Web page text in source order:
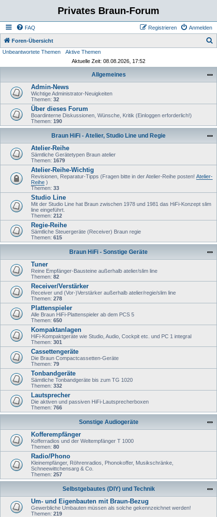
Privates Braun-Forum
FAQ Anmelden
Registrieren
Foren-Übersicht
Unbeantwortete Themen
Aktive Themen
Aktuelle Zeit: 08.08.2026, 17:52
Allgemeines
Admin-News
Wichtige Administrator-Neuigkeiten
Themen: 32
Über dieses Forum
Boardinterne Diskussionen, Wünsche, Kritik (Einloggen erforderlich!)
Themen: 190
Braun HiFi - Atelier, Studio Line und Regie
Atelier-Reihe
Sämtliche Gerätetypen Braun atelier
Themen: 1679
Atelier-Reihe-Wichtig
Revisionen, Reparatur-Tipps (Fragen bitte in der Atelier-Reihe posten! Atelier-
Reihe )
Themen: 33
Studio Line
Mit der Studio Line hat Braun zwischen 1978 und 1981 das HiFi-Konzept slim
line eingeführt.
Themen: 212
Regie-Reihe
Sämtliche Steuergeräte (Receiver) Braun regie
Themen: 615
Braun HiFi - Sonstige Geräte
Tuner
Reine Empfänger-Bausteine außerhalb atelier/slim line
Themen: 82
Receiver/Verstärker
Receiver und (Vor-)Verstärker außerhalb atelier/regie/slim line
Themen: 278
Plattenspieler
Alle Braun HiFi-Plattenspieler ab dem PCS 5
Themen: 650
Kompaktanlagen
HiFi-Kompaktgeräte wie Studio, Audio, Cockpit etc. und PC 1 integral
Themen: 301
Cassettengeräte
Die Braun Compactcassetten-Geräte
Themen: 79
Tonbandgeräte
Sämtliche Tonbandgeräte bis zum TG 1020
Themen: 332
Lautsprecher
Die aktiven und passiven HiFi-Lautsprecherboxen
Themen: 766
Sonstige Audiogeräte
Kofferempfänger
Kofferradios und der Weltempfänger T 1000
Themen: 80
Radio/Phono
Kleinempfänger, Röhrenradios, Phonokoffer, Musikschränke,
Schneewittchensarg & Co.
Themen: 257
Selbstgebautes (DIY) und Technik
Um- und Eigenbauten mit Braun-Bezug
Gewerbliche Umbauten müssen als solche gekennzeichnet werden!
Themen: 219